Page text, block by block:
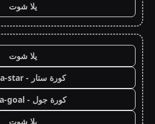
يلا شوت
يلا شوت
كورة ستار - koora-star
كورة جول - koora-goal
يلا شوت